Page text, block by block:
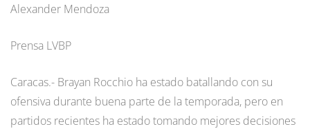
Alexander Mendoza
Prensa LVBP
Caracas.- Brayan Rocchio ha estado batallando con su
ofensiva durante buena parte de la temporada, pero en
partidos recientes ha estado tomando mejores decisiones